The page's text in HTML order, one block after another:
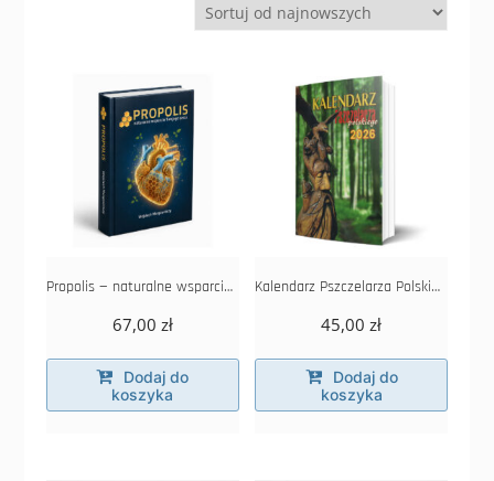
Propolis — naturalne wsparcie Twojego serca
67,00 zł
Dodaj do
koszyka
Kalendarz Pszczelarza Polskiego 2026
45,00zł
Dodaj do
koszyka